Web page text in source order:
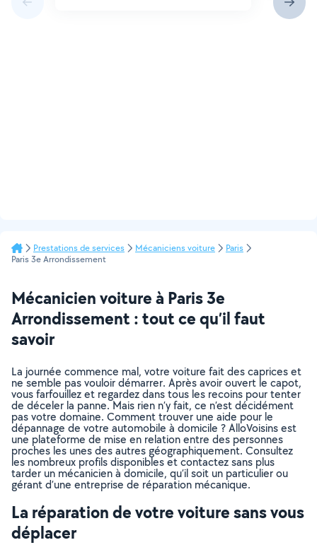
Prestations de services Mécaniciens voiture
Paris
Paris 3e Arrondissement
Mécanicien voiture à Paris 3e
Arrondissement : tout ce qu’il faut
savoir
La journée commence mal, votre voiture fait des caprices et
ne semble pas vouloir démarrer. Après avoir ouvert le capot,
vous farfouillez et regardez dans tous les recoins pour tenter
de déceler la panne. Mais rien n’y fait, ce n’est décidément
pas votre domaine. Comment trouver une aide pour le
dépannage de votre automobile à domicile ? AlloVoisins est
une plateforme de mise en relation entre des personnes
proches les unes des autres géographiquement. Consultez
les nombreux profils disponibles et contactez sans plus
tarder un mécanicien à domicile, qu’il soit un particulier ou
gérant d’une entreprise de réparation mécanique.
La réparation de votre voiture sans vous
déplacer